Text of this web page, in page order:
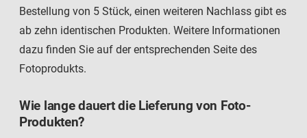
Bestellung von 5 Stück, einen weiteren Nachlass gibt es
ab zehn identischen Produkten. Weitere Informationen
dazu finden Sie auf der entsprechenden Seite des
Fotoprodukts.
Wie lange dauert die Lieferung von Foto-
Produkten?